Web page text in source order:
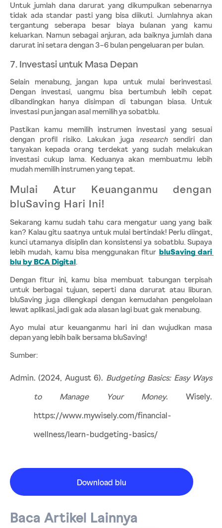
Untuk jumlah dana darurat yang dikumpulkan sebenarnya
tidak ada standar pasti yang bisa diikuti. Jumlahnya akan
tergantung seberapa besar biaya bulanan yang kamu
keluarkan. Namun sebagai anjuran, ada baiknya jumlah dana
darurat ini setara dengan 3–6 bulan pengeluaran per bulan.
7. Investasi untuk Masa Depan
Selain menabung, jangan lupa untuk mulai berinvestasi.
Dengan investasi, uangmu bisa bertumbuh lebih cepat
dibandingkan hanya disimpan di tabungan biasa. Untuk
investasi pun jangan asal memilih ya sobatblu.
Pastikan kamu memilih instrumen investasi yang sesuai
dengan profil risiko. Lakukan juga research sendiri dan
tanyakan kepada orang terdekat yang sudah melakukan
investasi cukup lama. Keduanya akan membuatmu lebih
mudah memilih instrumen yang tepat.
Mulai Atur Keuanganmu dengan
bluSaving Hari Ini!
Sekarang kamu sudah tahu cara mengatur uang yang baik
kan? Kalau gitu saatnya untuk mulai bertindak! Perlu diingat,
kunci utamanya disiplin dan konsistensi ya sobatblu. Supaya
lebih mudah, kamu bisa menggunakan fitur bluSaving dari
blu by BCA Digital.
Dengan fitur ini, kamu bisa membuat tabungan terpisah
untuk berbagai tujuan, seperti dana darurat atau liburan.
bluSaving juga dilengkapi dengan kemudahan pengelolaan
lewat aplikasi, jadi gak ada alasan lagi buat gak menabung.
Ayo mulai atur keuanganmu hari ini dan wujudkan masa
depan yang lebih baik bersama bluSaving!
Sumber:
Admin. (2024, August 6). Budgeting Basics: Easy Ways
to Manage Your Money. Wisely.
https://www.mywisely.com/financial-
wellness/learn-budgeting-basics/
Download blu
Baca Artikel Lainnya